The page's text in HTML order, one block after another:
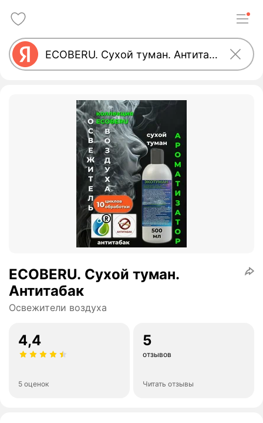
ECOBERU. Сухой туман.
Антитабак
Освежители воздуха
4,4
5 оценок
5
отзывов
Читать отзывы